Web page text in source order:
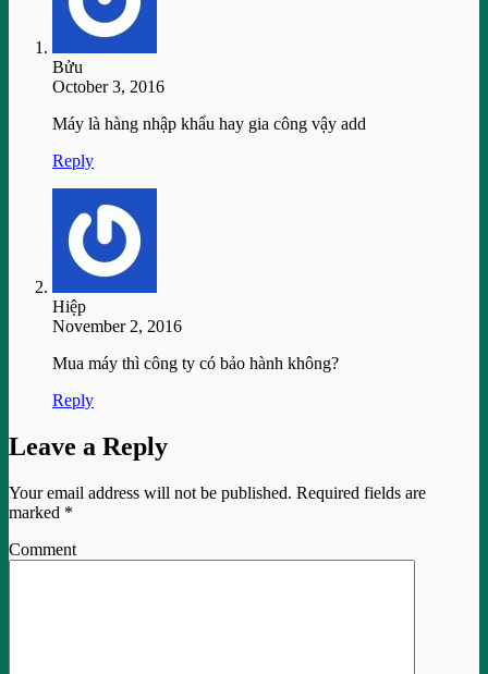
Bửu
October 3, 2016
Máy là hàng nhập khẩu hay gia công vậy add
Reply
Hiệp
November 2, 2016
Mua máy thì công ty có bảo hành không?
Reply
Leave a Reply
Your email address will not be published. Required fields are
marked *
Comment